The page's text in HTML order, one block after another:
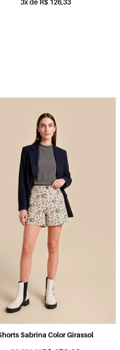
3x de R$ 126,33
Shorts Candy Color Coral